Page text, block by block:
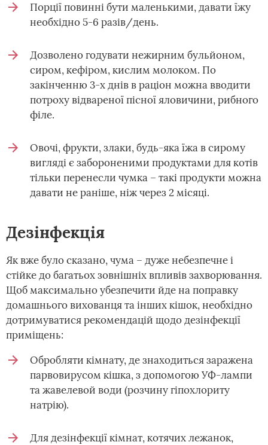
Порції повинні бути маленькими, давати їжу
необхідно 5-6 разів/день.
Дозволено годувати нежирним бульйоном,
сиром, кефіром, кислим молоком. По
закінченню 3-х днів в раціон можна вводити
потроху відвареної пісної яловичини, рибного
філе.
Овочі, фрукти, злаки, будь-яка їжа в сирому
вигляді є забороненими продуктами для котів
тільки перенесли чумка – такі продукти можна
давати не раніше, ніж через 2 місяці.
Дезінфекція
Як вже було сказано, чума – дуже небезпечне і
стійке до багатьох зовнішніх впливів захворювання.
Щоб максимально убезпечити йде на поправку
домашнього вихованця та інших кішок, необхідно
дотримуватися рекомендацій щодо дезінфекції
приміщень:
Обробляти кімнату, де знаходиться заражена
парвовирусом кішка, з допомогою УФ-лампи
та жавелевой води (розчину гіпохлориту
натрію).
Для дезінфекції кімнат, котячих лежанок,